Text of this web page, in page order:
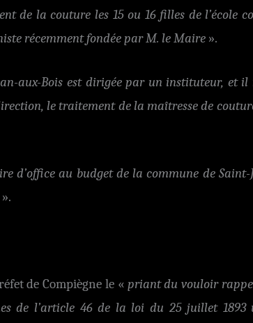
de la couture les 15 ou 16 filles de l’école
récemment fondée par M. le Maire ».
aux-Bois est dirigée par un instituteur, et
le traitement de la maîtresse de
d’office au budget de la commune de
».
de Compiègne le « priant du vouloir
de l’article 46 de la loi du 25 juillet 1893